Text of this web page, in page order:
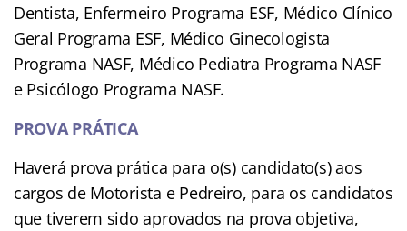
Dentista, Enfermeiro Programa ESF, Médico Clínico
Geral Programa ESF, Médico Ginecologista
Programa NASF, Médico Pediatra Programa NASF
e Psicólogo Programa NASF.
PROVA PRÁTICA
Haverá prova prática para o(s) candidato(s) aos
cargos de Motorista e Pedreiro, para os candidatos
que tiverem sido aprovados na prova objetiva,